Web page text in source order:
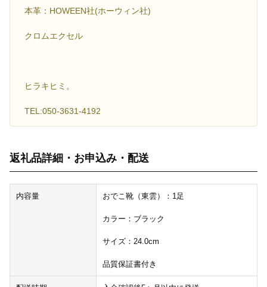
本革：HOWEEN社(ホーウィン社)
クロムエクセル
ヒラキヒミ。
TEL:050-3631-4192
返礼品詳細・お申込み・配送
内容量 おでこ靴（東雲）：1足
カラー：ブラック
サイズ：24.0cm
品質保証書付き